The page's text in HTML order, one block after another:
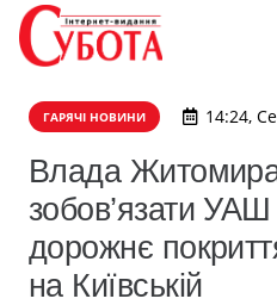
ГАРЯЧІ НОВИНИ 14:24,
Влада
зобов’язати УАШ
дорожнє
на Київській